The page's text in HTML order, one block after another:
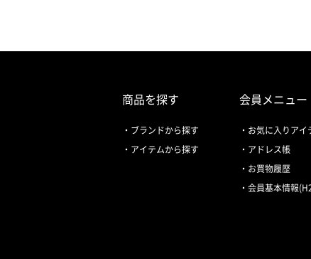
商品を探す
ブランドから探す
アイテムから探す
会員メニュー
お気に入りアイ
アドレス帳
お買物履歴
会員基本情報